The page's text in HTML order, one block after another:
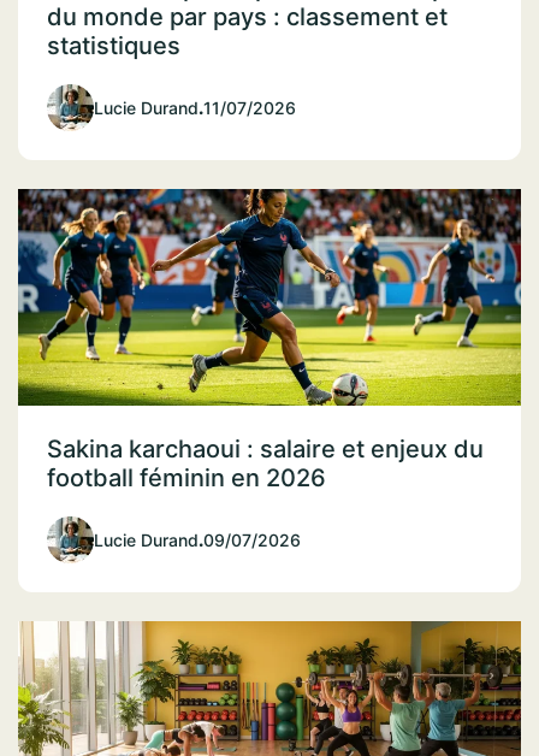
du monde par pays : classement et
statistiques
Lucie Durand.11/07/2026
Sakina karchaoui : salaire et enjeux du
football féminin en 2026
Lucie Durand.09/07/2026